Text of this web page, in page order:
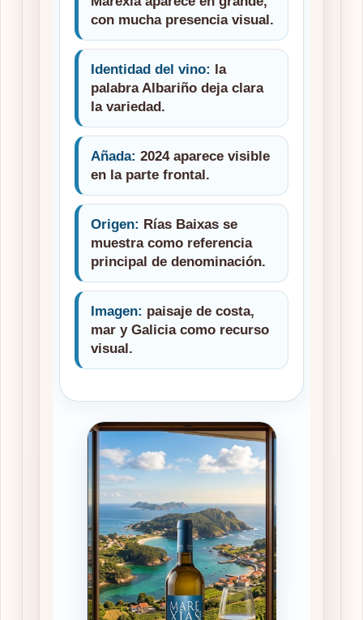
con mucha presencia visual.
Identidad del vino: la
palabra Albariño deja clara
la variedad.
Añada: 2024 aparece visible
en la parte frontal.
Origen: Rías Baixas se
muestra como referencia
principal de denominación.
Imagen: paisaje de costa,
mar y Galicia como recurso
visual.